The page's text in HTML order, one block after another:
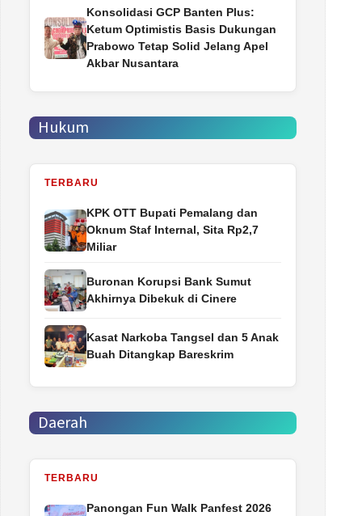
Konsolidasi GCP Banten Plus:
Ketum Optimistis Basis Dukungan
Prabowo Tetap Solid Jelang Apel
Akbar Nusantara
Hukum
TERBARU
‎KPK OTT Bupati Pemalang dan
Oknum Staf Internal, Sita Rp2,7
Miliar
Buronan Korupsi Bank Sumut
Akhirnya Dibekuk di Cinere
Kasat Narkoba Tangsel dan 5 Anak
Buah Ditangkap Bareskrim
Daerah
TERBARU
Panongan Fun Walk Panfest 2026